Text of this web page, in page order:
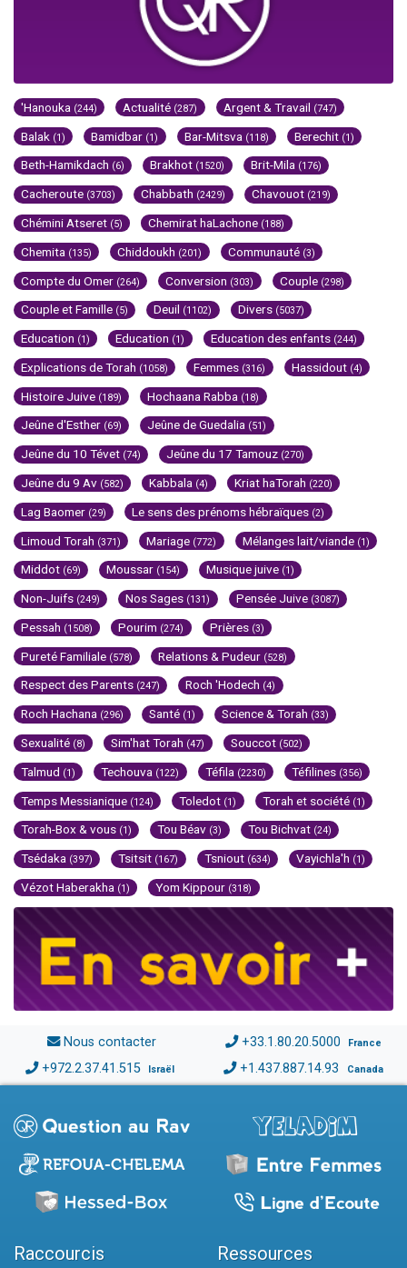
'Hanouka (244) Actualité (287) Argent & Travail (747)
Balak (1) Bamidbar (1) Bar-Mitsva (118) Berechit (1)
Beth-Hamikdach (6) Brakhot (1520) Brit-Mila (176)
Cacheroute (3703) Chabbath (2429) Chavouot (219)
Chémini Atseret (5) Chemirat haLachone (188)
Chemita (135) Chiddoukh (201) Communauté (3)
Compte du Omer (264) Conversion (303) Couple (298)
Couple et Famille (5) Deuil (1102) Divers (5037)
Education (1) Education (1) Education des enfants (244)
Explications de Torah (1058) Femmes (316) Hassidout (4)
Histoire Juive (189) Hochaana Rabba (18)
Jeûne d'Esther (69) Jeûne de Guedalia (51)
Jeûne du 10 Tévet (74) Jeûne du 17 Tamouz (270)
Jeûne du 9 Av (582) Kabbala (4) Kriat haTorah (220)
Lag Baomer (29) Le sens des prénoms hébraïques (2)
Limoud Torah (371) Mariage (772) Mélanges lait/viande (1)
Middot (69) Moussar (154) Musique juive (1)
Non-Juifs (249) Nos Sages (131) Pensée Juive (3087)
Pessah (1508) Pourim (274) Prières (3)
Pureté Familiale (578) Relations & Pudeur (528)
Respect des Parents (247) Roch 'Hodech (4)
Roch Hachana (296) Santé (1) Science & Torah (33)
Sexualité (8) Sim'hat Torah (47) Souccot (502)
Talmud (1) Techouva (122) Téfila (2230) Téfilines (356)
Temps Messianique (124) Toledot (1) Torah et société (1)
Torah-Box & vous (1) Tou Béav (3) Tou Bichvat (24)
Tsédaka (397) Tsitsit (167) Tsniout (634) Vayichla'h (1)
Vézot Haberakha (1) Yom Kippour (318)
Nous contacter +33.1.80.20.5000 France
+972.2.37.41.515 Israël +1.437.887.14.93 Canada
Raccourcis Ressources